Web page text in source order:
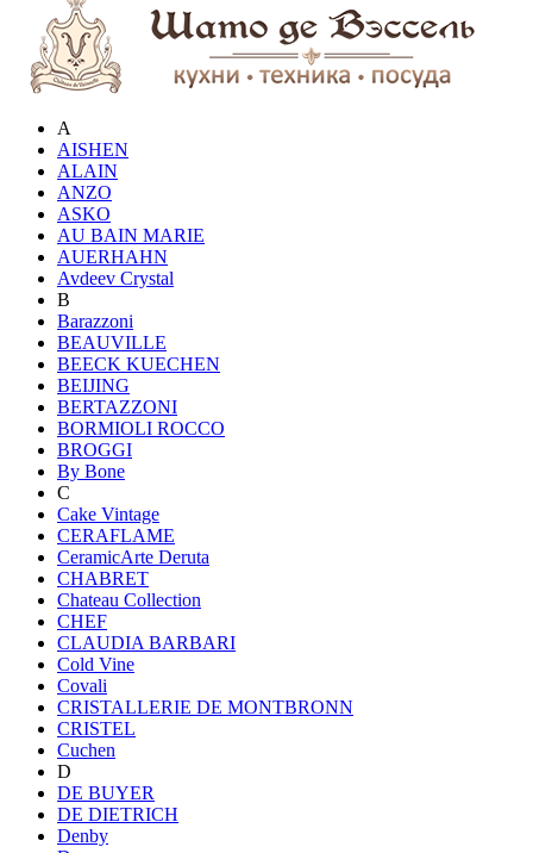
A
AISHEN
ALAIN
ANZO
ASKO
AU BAIN MARIE
AUERHAHN
Avdeev Crystal
B
Barazzoni
BEAUVILLE
BEECK KUECHEN
BEIJING
BERTAZZONI
BORMIOLI ROCCO
BROGGI
By Bone
C
Cake Vintage
CERAFLAME
CeramicArte Deruta
CHABRET
Chateau Collection
CHEF
CLAUDIA BARBARI
Cold Vine
Covali
CRISTALLERIE DE MONTBRONN
CRISTEL
Cuchen
D
DE BUYER
DE DIETRICH
Denby